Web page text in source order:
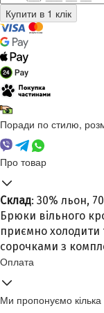
Поради по стилю,
Про товар
Склад: 30% льон,
Брюки вільного
приємно холодити
сорочками з
Оплата
Ми пропонуємо кілька